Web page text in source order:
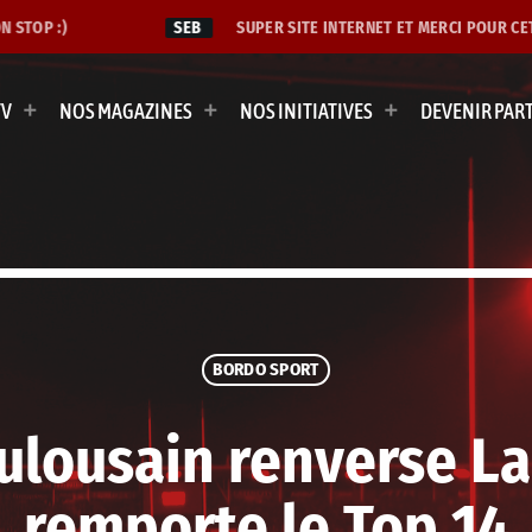
:) SEB SUPER SITE INTERNET ET MERCI POUR
NOS MAGAZINES NOS INITIATIVES DEVENIR
BORDO SPORT
renverse